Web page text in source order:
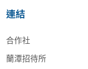
連結
合作社
蘭潭招待所